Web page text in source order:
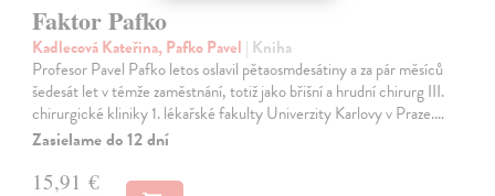
Faktor Pafko
Kadlecová Kateřina, Pafko Pavel | Kniha
Profesor Pavel Pafko letos oslavil pětaosmdesátiny a za pár měsíců
šedesát let v témže zaměstnání, totiž jako břišní a hrudní chirurg III.
chirurgické kliniky 1. lékařské fakulty Univerzity Karlovy v Praze.…
Zasielame do 12 dní
15,91 €